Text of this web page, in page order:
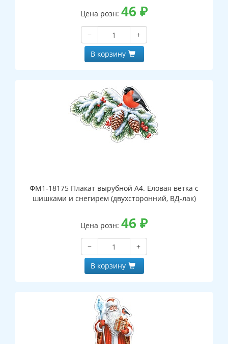
Цена розн: 46 ₽
−
+
В корзину
ФМ1-18175 Плакат вырубной А4. Еловая ветка с
шишками и снегирем (двухсторонний, ВД-лак)
Цена розн: 46 ₽
−
+
В корзину